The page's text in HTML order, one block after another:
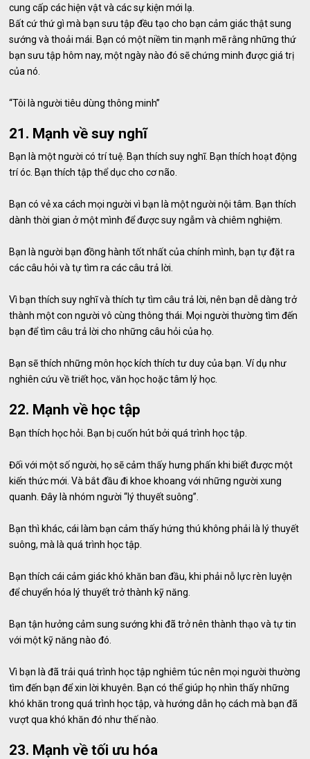
cung cấp các hiện vật và các sự kiện mới lạ.
Bất cứ thứ gì mà bạn sưu tập đều tạo cho bạn cảm giác thật sung
sướng và thoải mái. Bạn có một niềm tin mạnh mẽ rằng những thứ
bạn sưu tập hôm nay, một ngày nào đó sẽ chứng minh được giá trị
của nó.
“Tôi là người tiêu dùng thông minh”
21. Mạnh về suy nghĩ
Bạn là một người có trí tuệ. Bạn thích suy nghĩ. Bạn thích hoạt động
trí óc. Bạn thích tập thể dục cho cơ não.
Bạn có vẻ xa cách mọi người vì bạn là một người nội tâm. Bạn thích
dành thời gian ở một mình để được suy ngẫm và chiêm nghiệm.
Bạn là người bạn đồng hành tốt nhất của chính mình, bạn tự đặt ra
các câu hỏi và tự tìm ra các câu trả lời.
Vì bạn thích suy nghĩ và thích tự tìm câu trả lời, nên bạn dễ dàng trở
thành một con người vô cùng thông thái. Mọi người thường tìm đến
bạn để tìm câu trả lời cho những câu hỏi của họ.
Bạn sẽ thích những môn học kích thích tư duy của bạn. Ví dụ như
nghiên cứu về triết học, văn học hoặc tâm lý học.
22. Mạnh về học tập
Bạn thích học hỏi. Bạn bị cuốn hút bởi quá trình học tập.
Đối với một số người, họ sẽ cảm thấy hưng phấn khi biết được một
kiến thức mới. Và bắt đầu đi khoe khoang với những người xung
quanh. Đây là nhóm người “lý thuyết suông”.
Bạn thì khác, cái làm bạn cảm thấy hứng thú không phải là lý thuyết
suông, mà là quá trình học tập.
Bạn thích cái cảm giác khó khăn ban đầu, khi phải nỗ lực rèn luyện
để chuyển hóa lý thuyết trở thành kỹ năng.
Bạn tận hưởng cảm sung sướng khi đã trở nên thành thạo và tự tin
với một kỹ năng nào đó.
Vì bạn là đã trải quá trình học tập nghiêm túc nên mọi người thường
tìm đến bạn để xin lời khuyên. Bạn có thể giúp họ nhìn thấy những
khó khăn trong quá trình học tập, và hướng dẫn họ cách mà bạn đã
vượt qua khó khăn đó như thế nào.
23. Mạnh về tối ưu hóa